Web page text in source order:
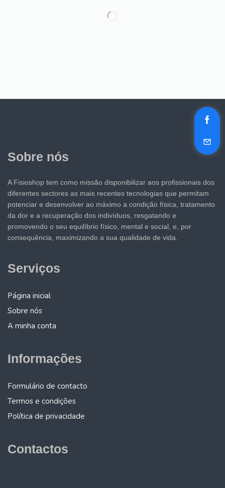
Sobre nós
A Fisioshop tem como missão disponibilizar aos profissionais dos
diferentes sectores as mais recentes tecnologias que permitam
potenciar e desenvolver ao máximo a condição física, tratamento
da dor e a recuperação dos indivíduos, resgatando e
promovendo o seu equilíbrio físico, mental e social, e, por
consequência, maximizando a sua qualidade de vida.
Serviços
Página inicial
Sobre nós
A minha conta
Informações
Formulário de contacto
Termos e condições
Política de privacidade
Contactos